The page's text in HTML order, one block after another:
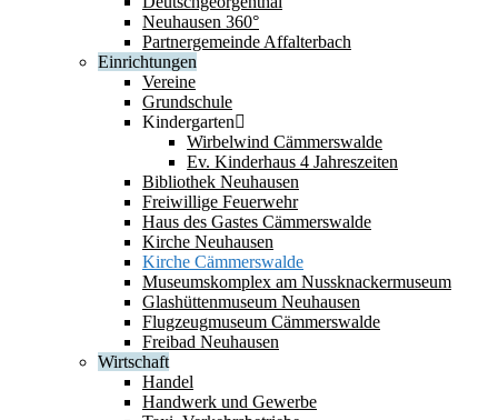
Neuhausen 360°
Partnergemeinde Affalterbach
Einrichtungen
Vereine
Grundschule
Kindergarten
Wirbelwind Cämmerswalde
Ev. Kinderhaus 4 Jahreszeiten
Bibliothek Neuhausen
Freiwillige Feuerwehr
Haus des Gastes Cämmerswalde
Kirche Neuhausen
Kirche Cämmerswalde
Museumskomplex am Nussknackermuseum
Glashüttenmuseum Neuhausen
Flugzeugmuseum Cämmerswalde
Freibad Neuhausen
Wirtschaft
Handel
Handwerk und Gewerbe